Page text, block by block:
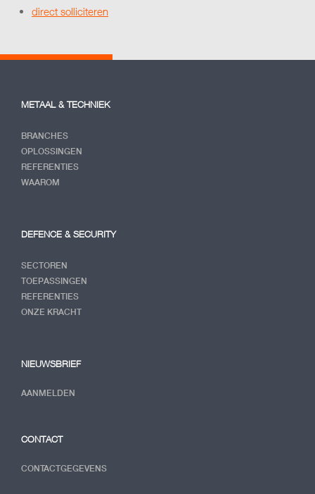
direct solliciteren
METAAL & TECHNIEK
BRANCHES
OPLOSSINGEN
REFERENTIES
WAAROM
DEFENCE & SECURITY
SECTOREN
TOEPASSINGEN
REFERENTIES
ONZE KRACHT
NIEUWSBRIEF
AANMELDEN
CONTACT
CONTACTGEGEVENS